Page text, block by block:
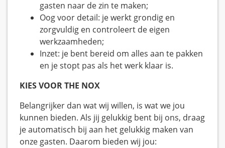
gasten naar de zin te maken;
Oog voor detail: je werkt grondig en
zorgvuldig en controleert de eigen
werkzaamheden;
Inzet: je bent bereid om alles aan te pakken
en je stopt pas als het werk klaar is.
KIES VOOR THE NOX
Belangrijker dan wat wij willen, is wat we jou
kunnen bieden. Als jij gelukkig bent bij ons, draag
je automatisch bij aan het gelukkig maken van
onze gasten. Daarom bieden wij jou: